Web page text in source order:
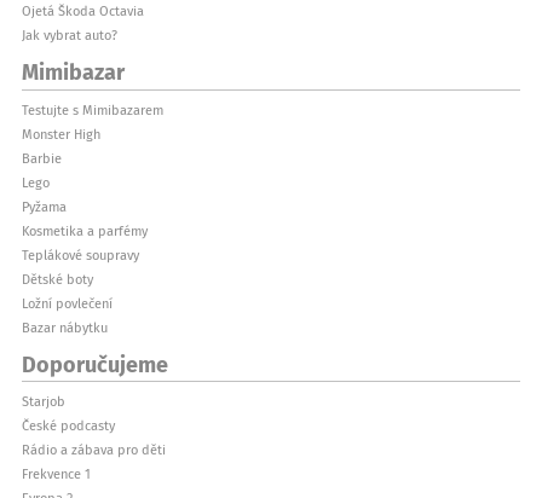
Ojetá Škoda Octavia
Jak vybrat auto?
Mimibazar
Testujte s Mimibazarem
Monster High
Barbie
Lego
Pyžama
Kosmetika a parfémy
Teplákové soupravy
Dětské boty
Ložní povlečení
Bazar nábytku
Doporučujeme
Starjob
České podcasty
Rádio a zábava pro děti
Frekvence 1